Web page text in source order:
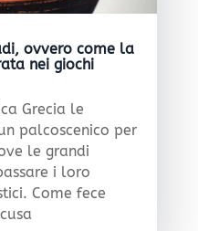
ovvero come la
nei giochi
Grecia le
palcoscenico per
le grandi
i loro
Come fece